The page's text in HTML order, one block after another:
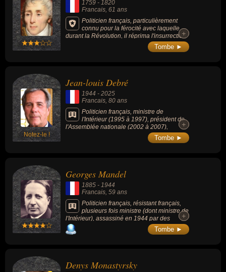
des Finances en 2009, il défend les
politiques de rigueur budgétaire en Europe
et œuvre, sans succès, pour la sortie de la
Grèce de la zone euro en 2015.
1759 - 1820
Francais , 61 ans
Politicien français, particulièrement
connu pour la férocité avec laquelle,
durant la Révolution, il réprima l'insurrection
lyonnaise en 1793 et pour avoir été ministre
de la Police sous le Directoire, le Consulat et
+
+
Tombe ►
Notez-le !
Jean-louis Debré
1944 - 2025
Francais, 80 ans
Politicien français, ministre de
l'Intérieur (1995 à 1997), président de
l'Assemblée nationale (2002 à 2007),
président du Conseil constitutionnel (2007 à
2016) puis le Conseil supérieur des archives
+
+
Tombe ►
Georges Mandel
1885 - 1944
Francais , 59 ans
Politicien français, résistant français,
plusieurs fois ministre (dont ministre de
l'Intérieur), assassiné en 1944 par des
miliciens dans la France occupée.
+
+
Tombe ►
Denys Monastyrsky